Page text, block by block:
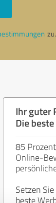
zu.
Ihr guter
Die
85
Online-
Setzen
beste